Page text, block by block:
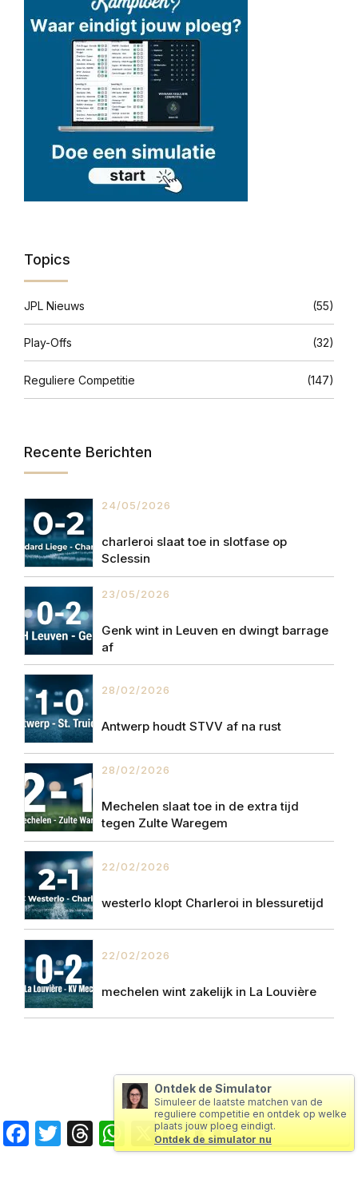
Topics
JPL Nieuws (55)
Play-Offs (32)
Reguliere Competitie (147)
Recente Berichten
24/05/2026
charleroi slaat toe in slotfase op
Sclessin
23/05/2026
Genk wint in Leuven en dwingt barrage
af
28/02/2026
Antwerp houdt STVV af na rust
28/02/2026
Mechelen slaat toe in de extra tijd
tegen Zulte Waregem
22/02/2026
westerlo klopt Charleroi in blessuretijd
22/02/2026
mechelen wint zakelijk in La Louvière
Facebook
Twitter
Threads
WhatsApp
X Messenger
Snapchat
Copy
Link
Ontdek de Simulator
Simuleer de laatste matchen van de
reguliere competitie en ontdek op welke
plaats jouw ploeg eindigt.
Ontdek de simulator nu